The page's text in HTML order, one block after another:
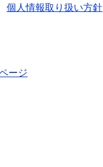
個人情報取り扱い方針
ージ